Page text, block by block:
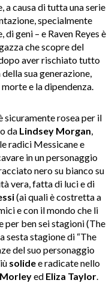
causa di tutta una serie
specialmente
di geni – e Raven Reyes è
che scopre del
aver rischiato tutto
sua generazione,
e la dipendenza.
sicuramente rosea per il
da Lindsey Morgan
radici Messicane e
in un personaggio
nero su bianco su
àvera, fatta di luci e di
(ai quali è costretta a
e con il mondo che li
per ben sei stagioni (The
sesta stagione di “The
del suo personaggio
solidee radicate nello
ed Eliza Taylor